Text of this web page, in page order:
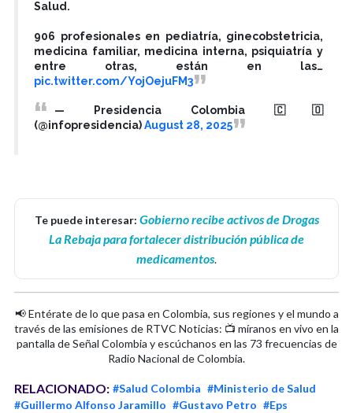
Salud.
906 profesionales en pediatría, ginecobstetricia,
medicina familiar, medicina interna, psiquiatría y
entre otras, están en las…
pic.twitter.com/YojOejuFM3
— Presidencia Colombia 🇨🇴
(@infopresidencia)August 28, 2025
Te puede interesar: Gobierno recibe activos de Drogas
La Rebaja para fortalecer distribución pública de
medicamentos.
📢 Entérate de lo que pasa en Colombia, sus regiones y el mundo a
través de las emisiones de RTVC Noticias: 📺 míranos en vivo en la
pantalla de Señal Colombia y escúchanos en las 73 frecuencias de
Radio Nacional de Colombia.
RELACIONADO: #Salud Colombia #Ministerio de Salud
#Guillermo Alfonso Jaramillo #Gustavo Petro #Eps